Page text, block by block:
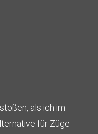
als ich im
für Züge